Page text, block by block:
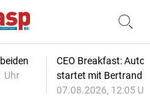
Uhr
CEO Breakfast:
startet mit Bertrand
07.08.2026, 12:05